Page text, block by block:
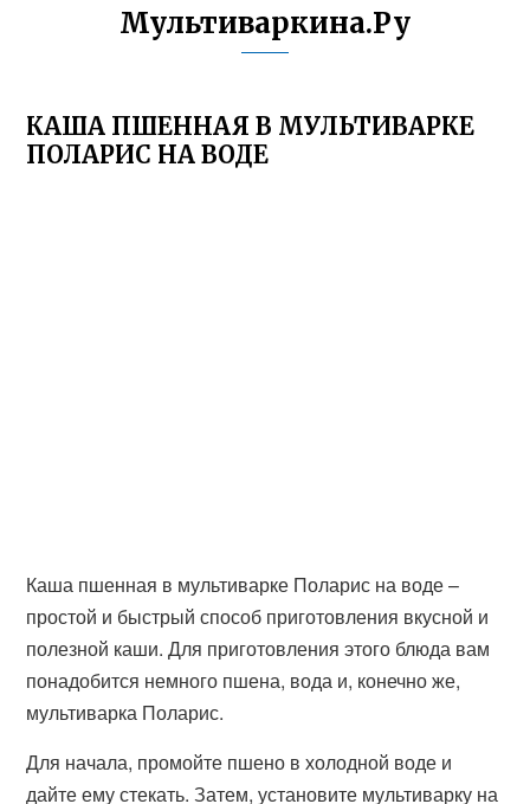
Мультиваркина.Ру
КАША ПШЕННАЯ В МУЛЬТИВАРКЕ
ПОЛАРИС НА ВОДЕ
Каша пшенная в мультиварке Поларис на воде –
простой и быстрый способ приготовления вкусной и
полезной каши. Для приготовления этого блюда вам
понадобится немного пшена, вода и, конечно же,
мультиварка Поларис.
Для начала, промойте пшено в холодной воде и
дайте ему стекать. Затем, установите мультиварку на